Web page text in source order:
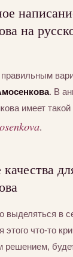
на
. В
имеет такой
.
выделяться в
этого что-то
решением,